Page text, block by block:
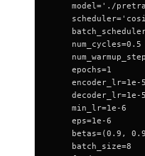
model='./
    num_cycles=0.5
    epochs=1
    encoder_lr=1e-5
    decoder_lr=1e-5
    min_lr=1e-6
    eps=1e-6
betas=(0.9,
    batch_size=8